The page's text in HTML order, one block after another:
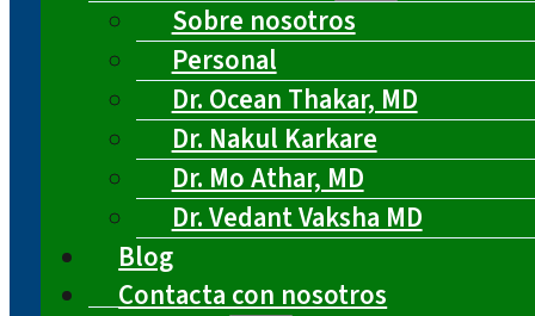
Sobre nosotros
Personal
Dr. Ocean Thakar, MD
Dr. Nakul Karkare
Dr. Mo Athar, MD
Dr. Vedant Vaksha MD
Blog
Contacta con nosotros